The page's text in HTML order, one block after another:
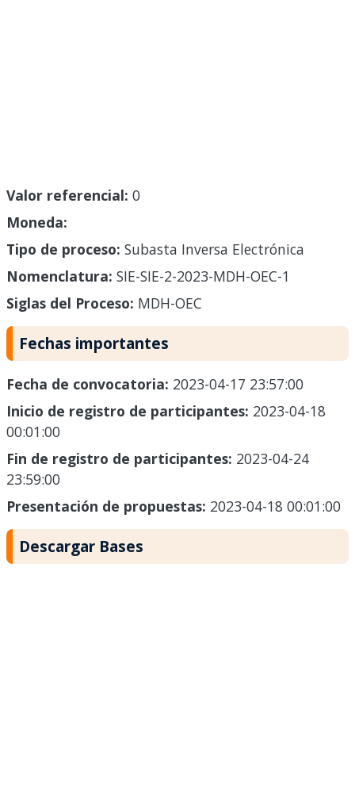
Valor referencial: 0
Moneda:
Tipo de proceso: Subasta Inversa Electrónica
Nomenclatura: SIE-SIE-2-2023-MDH-OEC-1
Siglas del Proceso: MDH-OEC
Fechas importantes
Fecha de convocatoria: 2023-04-17 23:57:00
Inicio de registro de participantes: 2023-04-18
00:01:00
Fin de registro de participantes: 2023-04-24
23:59:00
Presentación de propuestas: 2023-04-18 00:01:00
Descargar Bases